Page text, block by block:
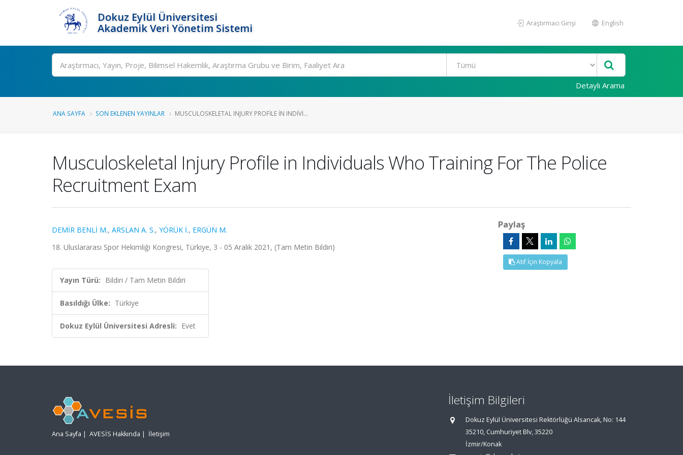
Dokuz Eylül Üniversitesi
Akademik Veri Yönetim Sistemi
Araştırmacı Girişi English
Ara
Detaylı Arama
ANA SAYFA SON EKLENEN YAYINLAR MUSCULOSKELETAL INJURY PROFILE IN INDIVI...
Musculoskeletal Injury Profile in Individuals Who Training For The Police
Recruitment Exam
DEMİR BENLİ M., ARSLAN A. S., YÖRÜK İ., ERGÜN M.
18. Uluslararası Spor Hekimliği Kongresi, Türkiye, 3 - 05 Aralık 2021, (Tam Metin Bildiri)
Yayın Türü: Bildiri / Tam Metin Bildiri
Basıldığı Ülke: Türkiye
Dokuz Eylül Üniversitesi Adresli: Evet
Paylaş
Atıf İçin Kopyala
Ana Sayfa | AVESİS Hakkında | İletişim
İletişim Bilgileri
Dokuz Eylül Üniversitesi Rektörlüğü Alsancak, No: 144
35210, Cumhuriyet Blv, 35220
İzmir/Konak